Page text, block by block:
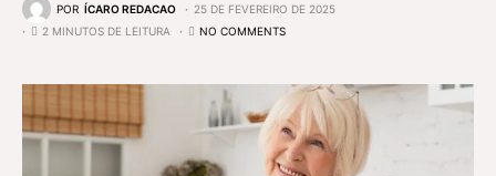
POR ÍCARO REDACAO
25 DE FEVEREIRO DE 2025
2 MINUTOS DE LEITURA
NO COMMENTS